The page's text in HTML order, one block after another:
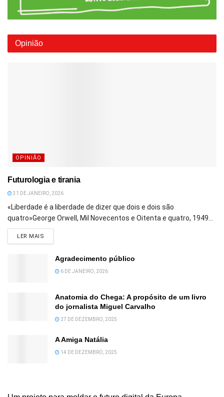
Opinião
OPINIÃO
Futurologia e tirania
31 DE JANEIRO, 2026
«Liberdade é a liberdade de dizer que dois e dois são
quatro»George Orwell, Mil Novecentos e Oitenta e quatro, 1949...
LER MAIS
Agradecimento público
6 DE JANEIRO, 2026
Anatomia do Chega: A propósito de um livro
do jornalista Miguel Carvalho
27 DE DEZEMBRO, 2025
A Amiga Natália
14 DE DEZEMBRO, 2025